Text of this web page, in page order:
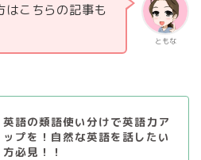
ともな
はこちらの記事も
英語の類語使い分けで英語力ア
ップを！自然な英語を話したい
方必見！！